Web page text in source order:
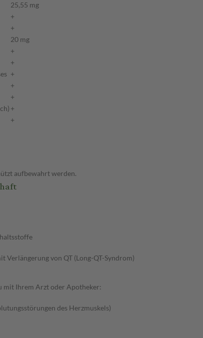
25,55 mg
+
+
20 mg
+
+
+
+
+
+
+
aufbewahrt werden.
Verlängerung von QT (Long-QT-Syndrom)
mit Ihrem Arzt oder Apotheker:
des Herzmuskels)